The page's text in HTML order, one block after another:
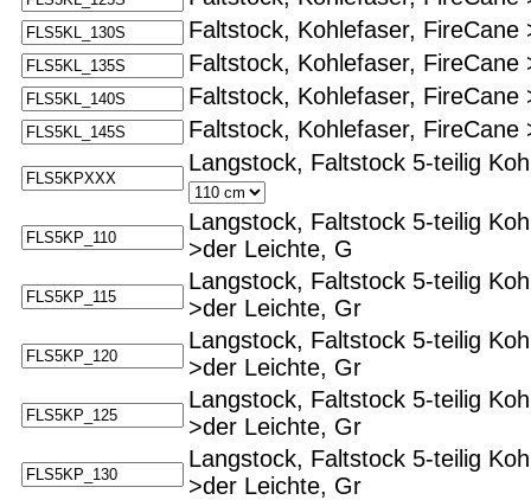
Faltstock, Kohlefaser,
Faltstock, Kohlefaser,
Faltstock, Kohlefaser,
Faltstock, Kohlefaser,
Langstock, Faltstock 5-teilig
Langstock, Faltstock 5-teilig
>der Leichte, G
Langstock, Faltstock 5-teilig
>der Leichte, Gr
Langstock, Faltstock 5-teilig
>der Leichte, Gr
Langstock, Faltstock 5-teilig
>der Leichte, Gr
Langstock, Faltstock 5-teilig
>der Leichte, Gr